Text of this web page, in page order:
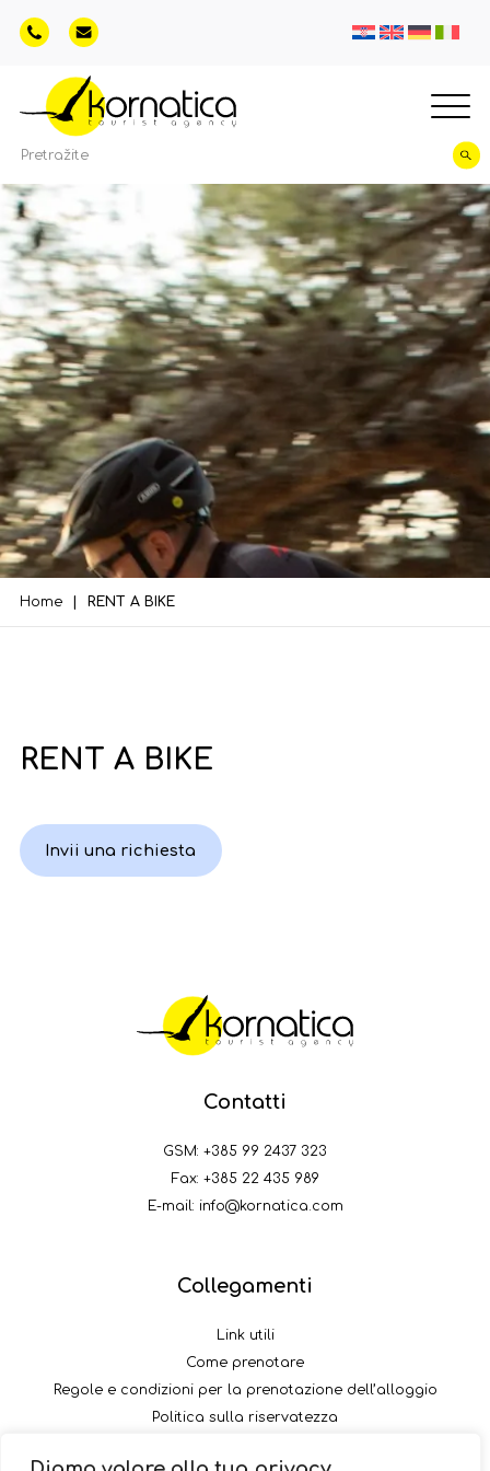
Home RENT A BIKE
RENT A BIKE
Invii una richiesta
Contatti
GSM: +385 99 2437 323
Fax: +385 22 435 989
E-mail: info@kornatica.com
Collegamenti
Link utili
Come prenotare
Regole e condizioni per la prenotazione dell’alloggio
Politica sulla riservatezza